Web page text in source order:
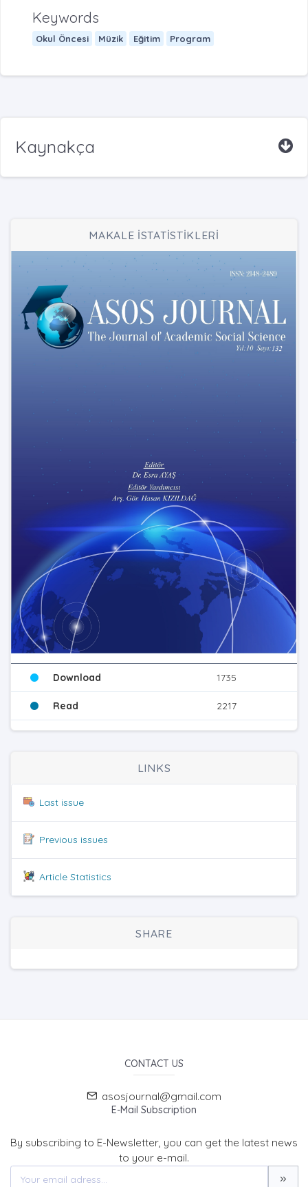
Keywords
Okul Öncesi Müzik Eğitim Program
Kaynakça
MAKALE İSTATİSTİKLERİ
Download 1735
Read 2217
LINKS
Last issue
Previous issues
Article Statistics
SHARE
CONTACT US
asosjournal@gmail.com
E-Mail Subscription
By subscribing to E-Newsletter, you can get the latest news
to your e-mail.